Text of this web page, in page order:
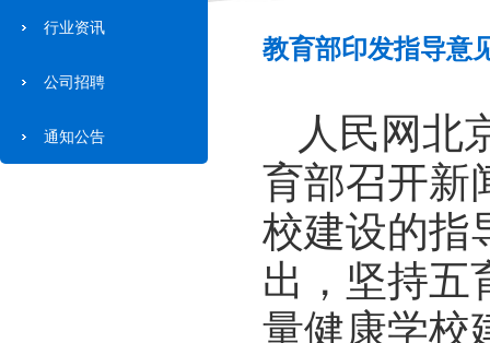
行业资讯
公司招聘
通知公告
教育部印发指导意
人民网北
育部召开新
校建设的指
出，坚持五
量健康学校